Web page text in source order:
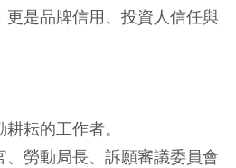
是品牌信用、投資人信任與
耘的工作者。
、勞動局長、訴願審議委員會